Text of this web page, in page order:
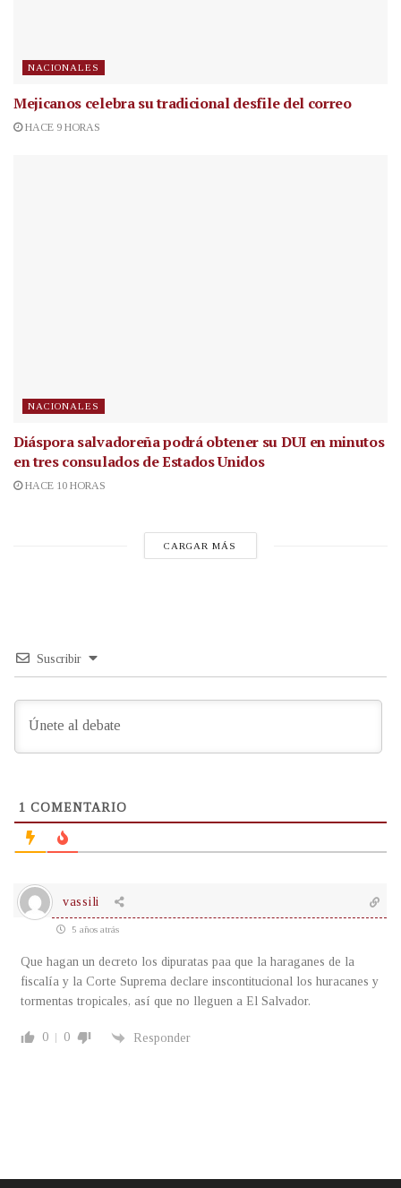
NACIONALES
Mejicanos celebra su tradicional desfile del correo
HACE 9 HORAS
NACIONALES
Diáspora salvadoreña podrá obtener su DUI en minutos
en tres consulados de Estados Unidos
HACE 10 HORAS
CARGAR MÁS
Suscribir
1 COMENTARIO
vassili
5 años atrás
Que hagan un decreto los dipuratas paa que la haraganes de la
fiscalía y la Corte Suprema declare inscontitucional los huracanes y
tormentas tropicales, así que no lleguen a El Salvador.
0 0 Responder